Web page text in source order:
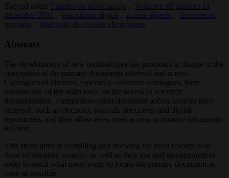
Tagged under
Fuentes de información
Volumen 69 número 11
diciembre 2011
repositorio digital acceso abierto
documento
primario
directorio de revistas electrónicas
Abstract
The development of new technologies has promoted a change in the
conception of the primary documents retrieval and access.
Catalogues of libraries, especially collective catalogues, have
become one of the main tools for the access to scientific
documentation. Furthermore other document access sources have
emerged, such as electronic journals directories and digital
repositories, and they allow even open access to primary documents
full text.
This study aims at compiling and showing the main resources of
these information sources, as well as their use and management in
order to reach what users want: to locate the primary document as
soon as possible.